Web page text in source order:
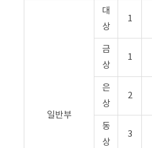
일반부
대
상
1
금
상
1
은
상
2
동
상
3